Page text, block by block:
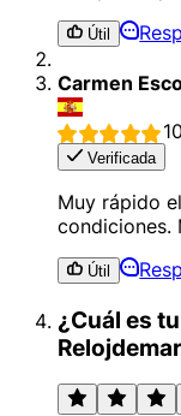
Útil
Carmen
Verificada
Muy rápido
condiciones.
Útil
¿Cuál es